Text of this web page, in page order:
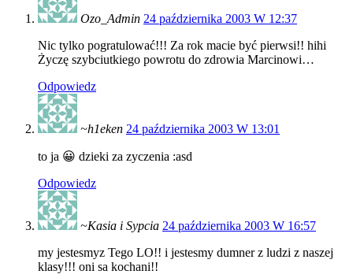
Ozo_Admin 24 października 2003 W 12:37
Nic tylko pogratulować!!! Za rok macie być pierwsi!! hihi
Życzę szybciutkiego powrotu do zdrowia Marcinowi…
Odpowiedz
~h1eken 24 października 2003 W 13:01
to ja 😀 dzieki za zyczenia :asd
Odpowiedz
~Kasia i Sypcia 24 października 2003 W 16:57
my jestesmyz Tego LO!! i jestesmy dumner z ludzi z naszej
klasy!!! oni sa kochani!!